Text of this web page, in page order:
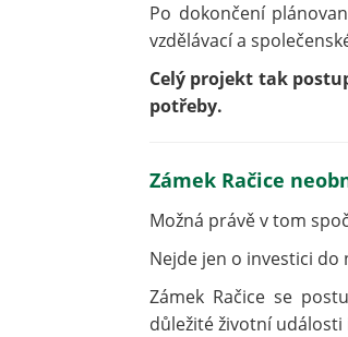
Po dokončení
vzdělávací a
Celý projekt tak
potřeby.
Zámek Račice
Možná právě v tom
Nejde jen o investici
Zámek Račice se
důležité životní